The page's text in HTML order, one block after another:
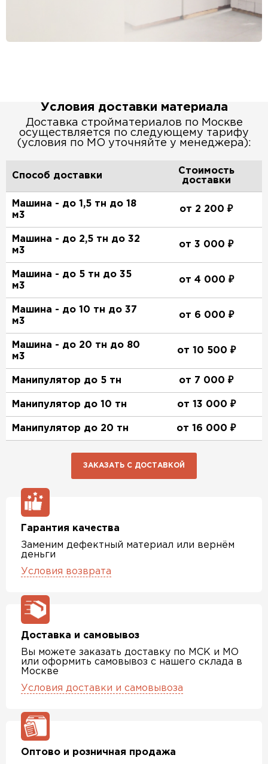
Условия доставки материала
Доставка стройматериалов по Москве
осуществляется по следующему тарифу
(условия по МО уточняйте у менеджера):
Способ доставки
Стоимость
доставки
Машина - до 1,5 тн до 18
м3
от 2 200 ₽
Машина - до 2,5 тн до 32
м3
от 3 000 ₽
Машина - до 5 тн до 35
м3
от 4 000 ₽
Машина - до 10 тн до 37
м3
от 6 000 ₽
Машина - до 20 тн до 80
м3
от 10 500 ₽
Манипулятор до 5 тн от 7 000 ₽
Манипулятор до 10 тн от 13 000 ₽
Манипулятор до 20 тн от 16 000 ₽
ЗАКАЗАТЬ С ДОСТАВКОЙ
Гарантия качества
Заменим дефектный материал или вернём
деньги
Условия возврата
Доставка и самовывоз
Вы можете заказать доставку по МСК и МО
или оформить самовывоз с нашего склада в
Москве
Условия доставки и самовывоза
Оптово и розничная продажа